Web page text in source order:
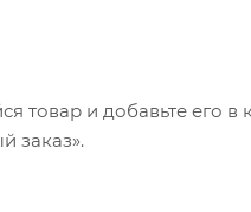
товар и добавьте его в
заказ».